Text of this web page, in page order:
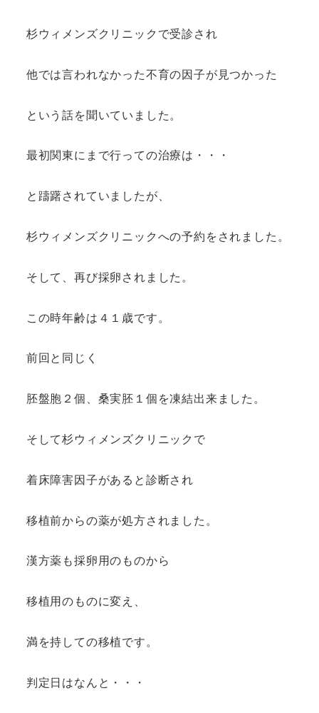
杉ウィメンズクリニックで受診され
他では言われなかった不育の因子が見つかった
という話を聞いていました。
最初関東にまで行っての治療は・・・
と躊躇されていましたが、
杉ウィメンズクリニックへの予約をされました。
そして、再び採卵されました。
この時年齢は４１歳です。
前回と同じく
胚盤胞２個、桑実胚１個を凍結出来ました。
そして杉ウィメンズクリニックで
着床障害因子があると診断され
移植前からの薬が処方されました。
漢方薬も採卵用のものから
移植用のものに変え、
満を持しての移植です。
判定日はなんと・・・